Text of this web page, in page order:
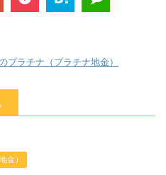
プラチナ（プラチナ地金）
金）